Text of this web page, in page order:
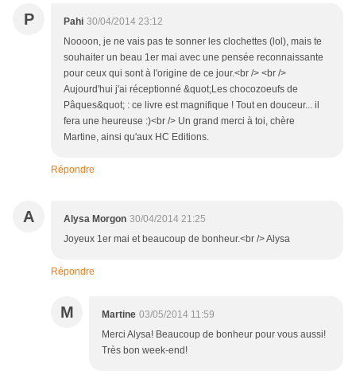
P Pahi 30/04/2014 23:12
Noooon, je ne vais pas te sonner les clochettes (lol), mais te
souhaiter un beau 1er mai avec une pensée reconnaissante
pour ceux qui sont à l'origine de ce jour.<br /> <br />
Aujourd'hui j'ai réceptionné &quot;Les chocozoeufs de
Pâques&quot; : ce livre est magnifique ! Tout en douceur... il
fera une heureuse :)<br /> Un grand merci à toi, chère
Martine, ainsi qu'aux HC Editions.
Répondre
A Alysa Morgon 30/04/2014 21:25
Joyeux 1er mai et beaucoup de bonheur.<br /> Alysa
Répondre
M Martine 03/05/2014 11:59
Merci Alysa! Beaucoup de bonheur pour vous aussi!
Très bon week-end!